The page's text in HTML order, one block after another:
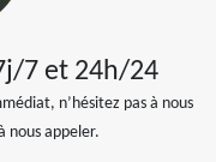
7 et 24h/24
n’hésitez pas à nous
nous appeler.